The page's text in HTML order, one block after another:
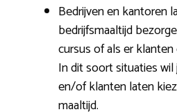
Bedrijven en kantoren
bedrijfsmaaltijd
cursus of als er
In dit soort situaties
en/of klanten laten
maaltijd.